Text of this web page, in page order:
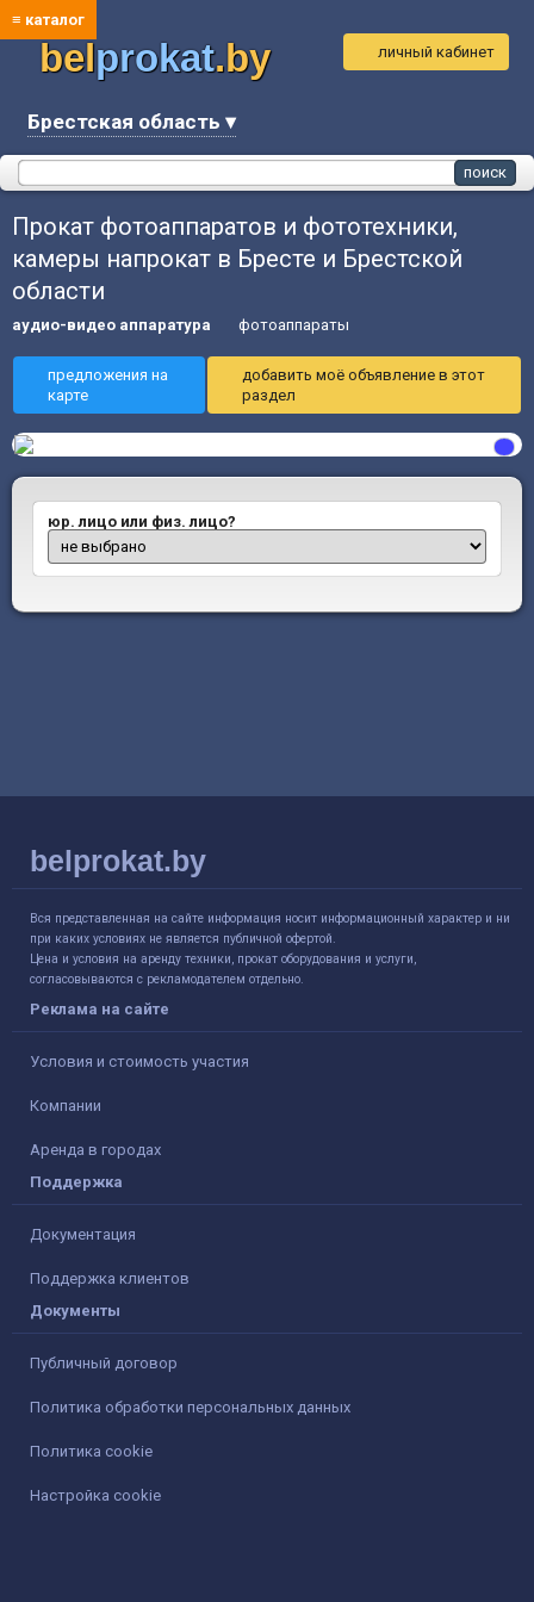
≡ каталог
belprokat.by
Брестская область ▾
личный кабинет
Прокат фотоаппаратов и фототехники,
камеры напрокат в Бресте и Брестской
области
аудио-видео аппаратура фотоаппараты
предложения на
карте
добавить моё объявление в этот
раздел
юр. лицо или физ. лицо?
belprokat.by
Вся представленная на сайте информация носит информационный характер и ни
при каких условиях не является публичной офертой.
Цена и условия на аренду техники, прокат оборудования и услуги,
согласовываются с рекламодателем отдельно.
Реклама на сайте
Условия и стоимость участия
Компании
Аренда в городах
Поддержка
Документация
Поддержка клиентов
Документы
Публичный договор
Политика обработки персональных данных
Политика cookie
Настройка cookie